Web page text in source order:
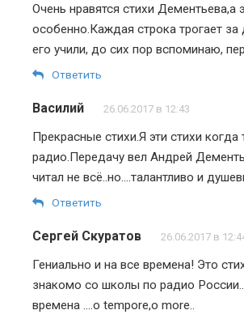
Очень нравятся стихи Дементьева,а
особенно.Каждая строка трогает
его учили, до сих пор вспоминаю,
Ответить
Василий 26.06.2017 в 12:43
Прекрасные стихи.Я эти стихи
радио.Передачу вел Андрей
читал не всё..но….талантливо и
Ответить
Сергей Скуратов 26.06.2017 в
Гениально и на все времена! Это
знакомо со школы по радио
времена ….o tempore,o more..